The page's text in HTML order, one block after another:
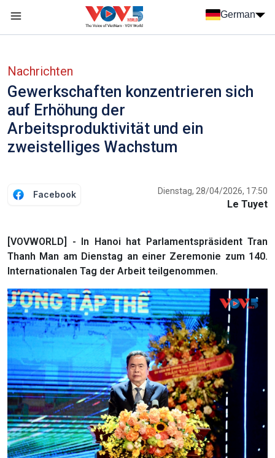
German
Nachrichten
Gewerkschaften konzentrieren sich
auf Erhöhung der
Arbeitsproduktivität und ein
zweistelliges Wachstum
Facebook Dienstag, 28/04/2026, 17:50
Le Tuyet
[VOVWORLD] - In Hanoi hat Parlamentspräsident Tran
Thanh Man am Dienstag an einer Zeremonie zum 140.
Internationalen Tag der Arbeit teilgenommen.